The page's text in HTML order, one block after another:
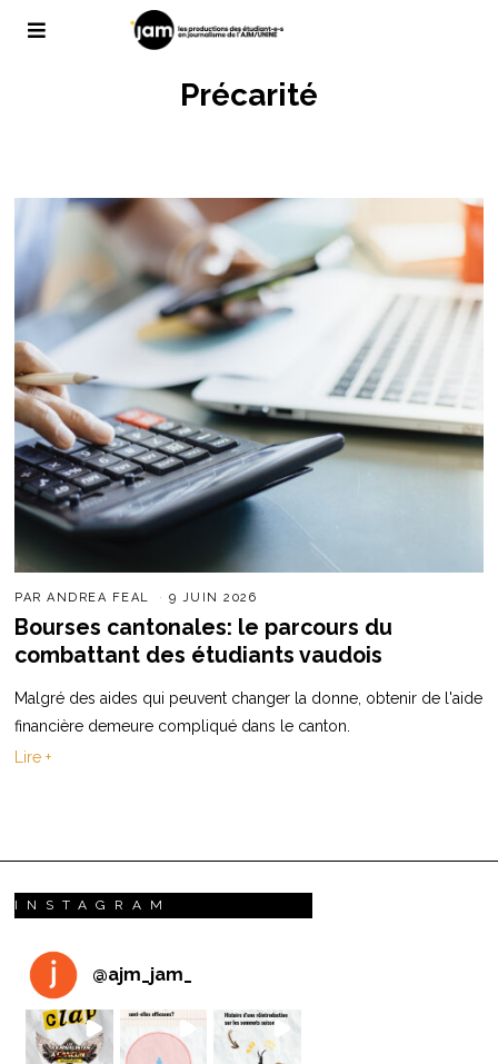
Précarité
PARANDREA FEAL 9 JUIN 2026
Bourses cantonales: le parcours du
combattant des étudiants vaudois
Malgré des aides qui peuvent changer la donne, obtenir de l'aide
financière demeure compliqué dans le canton.
Lire +
INSTAGRAM
@ajm_jam_